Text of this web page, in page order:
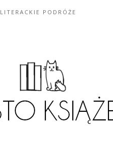
LITERACKIE PODRÓŻE